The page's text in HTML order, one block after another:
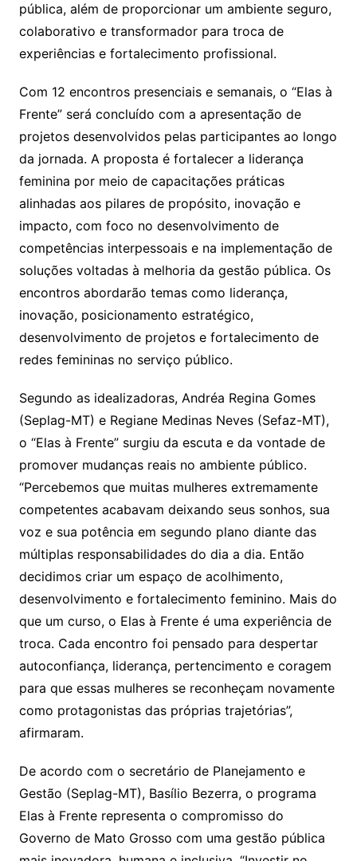
pública, além de proporcionar um ambiente seguro,
colaborativo e transformador para troca de
experiências e fortalecimento profissional.
Com 12 encontros presenciais e semanais, o “Elas à
Frente” será concluído com a apresentação de
projetos desenvolvidos pelas participantes ao longo
da jornada. A proposta é fortalecer a liderança
feminina por meio de capacitações práticas
alinhadas aos pilares de propósito, inovação e
impacto, com foco no desenvolvimento de
competências interpessoais e na implementação de
soluções voltadas à melhoria da gestão pública. Os
encontros abordarão temas como liderança,
inovação, posicionamento estratégico,
desenvolvimento de projetos e fortalecimento de
redes femininas no serviço público.
Segundo as idealizadoras, Andréa Regina Gomes
(Seplag-MT) e Regiane Medinas Neves (Sefaz-MT),
o “Elas à Frente” surgiu da escuta e da vontade de
promover mudanças reais no ambiente público.
“Percebemos que muitas mulheres extremamente
competentes acabavam deixando seus sonhos, sua
voz e sua potência em segundo plano diante das
múltiplas responsabilidades do dia a dia. Então
decidimos criar um espaço de acolhimento,
desenvolvimento e fortalecimento feminino. Mais do
que um curso, o Elas à Frente é uma experiência de
troca. Cada encontro foi pensado para despertar
autoconfiança, liderança, pertencimento e coragem
para que essas mulheres se reconheçam novamente
como protagonistas das próprias trajetórias”,
afirmaram.
De acordo com o secretário de Planejamento e
Gestão (Seplag-MT), Basílio Bezerra, o programa
Elas à Frente representa o compromisso do
Governo de Mato Grosso com uma gestão pública